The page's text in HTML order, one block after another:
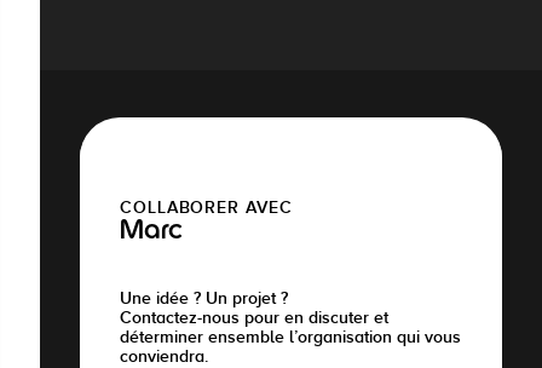
COLLABORER AVEC
Marc
Une idée ? Un projet ?
Contactez-nous pour en discuter et
déterminer ensemble l’organisation qui vous
conviendra.